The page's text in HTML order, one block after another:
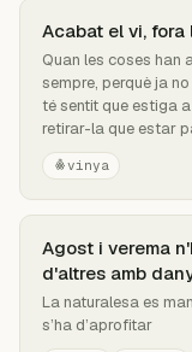
Acabat el vi, fora
Quan les coses han
sempre, perquè ja
té sentit que estiga
retirar-la que estar
vinya
Agost i verema
d'altres amb
La naturalesa es
s’ha d’aprofitar